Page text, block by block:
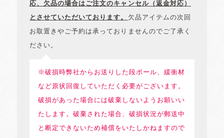
応、欠品の場合はご注文のキャンセル（返金対応）
とさせていただいております。 欠品アイテムの次回
お取置きやご予約は承っておりませんのでご了承く
ださい。
※破損時弊社からお送りした段ボール、緩衝材
など原状回復していただく必要がございます。
破損があった場合には破棄しないようお願いい
たします。破棄された場合、破損状況が郵送中
と断定できないため補償をいたしかねますので